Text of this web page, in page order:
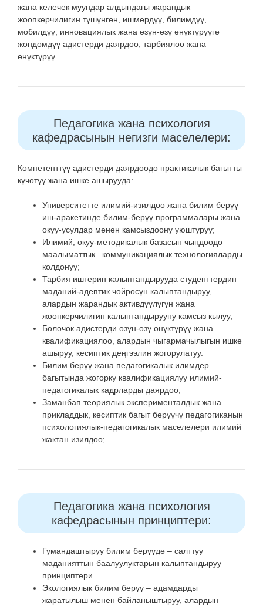
жана келечек муундар алдындагы жарандык
жоопкерчилигин түшүнгөн, ишмердүү, билимдүү,
мобилдүү, инновациялык жана өзүн-өзү өнүктүрүүгө
жөндөмдүү адистерди даярдоо, тарбиялоо жана
өнүктүрүү.
Педагогика жана психология
кафедрасынын негизги маселелери:
Компетенттүү адистерди даярдоодо практикалык багытты
күчөтүү жана ишке ашырууда:
Университетте илимий-изилдөө жана билим берүү
иш-аракетинде билим-берүү программалары жана
окуу-усулдар менен камсыздоону уюштуруу;
Илимий, окуу-методикалык базасын чыңдоодо
маалыматтык –коммуникациялык технологияларды
колдонуу;
Тарбия иштерин калыптандырууда студенттердин
маданий-адептик чөйрөсүн калыптандыруу,
алардын жарандык активдүүлүгүн жана
жоопкерчилигин калыптандырууну камсыз кылуу;
Болочок адистерди өзүн-өзү өнүктүрүү жана
квалификациялоо, алардын чыгармачылыгын ишке
ашыруу, кесиптик деңгээлин жогорулатуу.
Билим берүү жана педагогикалык илимдер
багытында жогорку квалификациялуу илимий-
педагогикалык кадрларды даярдоо;
Заманбап теориялык эксперименталдык жана
прикладдык, кесиптик багыт берүүчү педагогиканын
психологиялык-педагогикалык маселелери илимий
жактан изилдөө;
Педагогика жана психология
кафедрасынын принциптери:
Гумандаштыруу билим берүүдө – салттуу
маданияттын баалуулуктарын калыптандыруу
принциптери.
Экологиялык билим берүү – адамдарды
жаратылыш менен байланыштыруу, алардын